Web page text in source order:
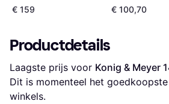
€ 159
€ 100,70
Productdetails
Laagste prijs voor Konig & Meyer
Dit is momenteel het
winkels.